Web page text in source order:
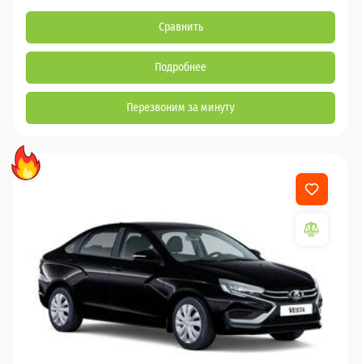
Сравнить
Подробнее
Перезвоним за минуту